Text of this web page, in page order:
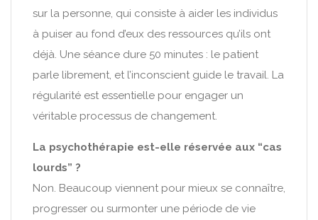
sur la personne, qui consiste à aider les individus
à puiser au fond d’eux des ressources qu’ils ont
déjà. Une séance dure 50 minutes : le patient
parle librement, et l’inconscient guide le travail. La
régularité est essentielle pour engager un
véritable processus de changement.
La psychothérapie est-elle réservée aux “cas
lourds” ?
Non. Beaucoup viennent pour mieux se connaître,
progresser ou surmonter une période de vie